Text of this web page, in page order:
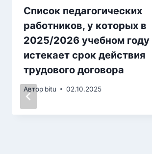
Список педагогических
работников, у которых в
2025/2026 учебном году
истекает срок действия
трудового договора
Автор bitu 02.10.2025